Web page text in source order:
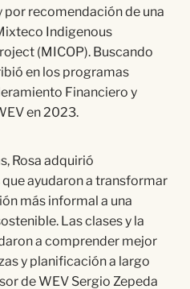
por recomendación de una
Indigenous
(MICOP). Buscando
en los programas
Financiero y
en 2023.
Rosa adquirió
ayudaron a transformar
más informal a una
Las clases y la
a comprender mejor
y planificación a largo
de WEV Sergio Zepeda